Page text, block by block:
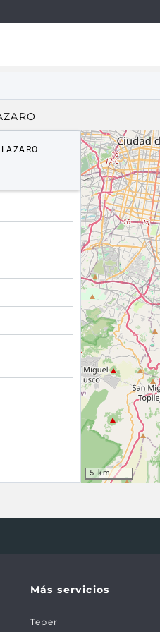
5 km
Más servicios
Teper